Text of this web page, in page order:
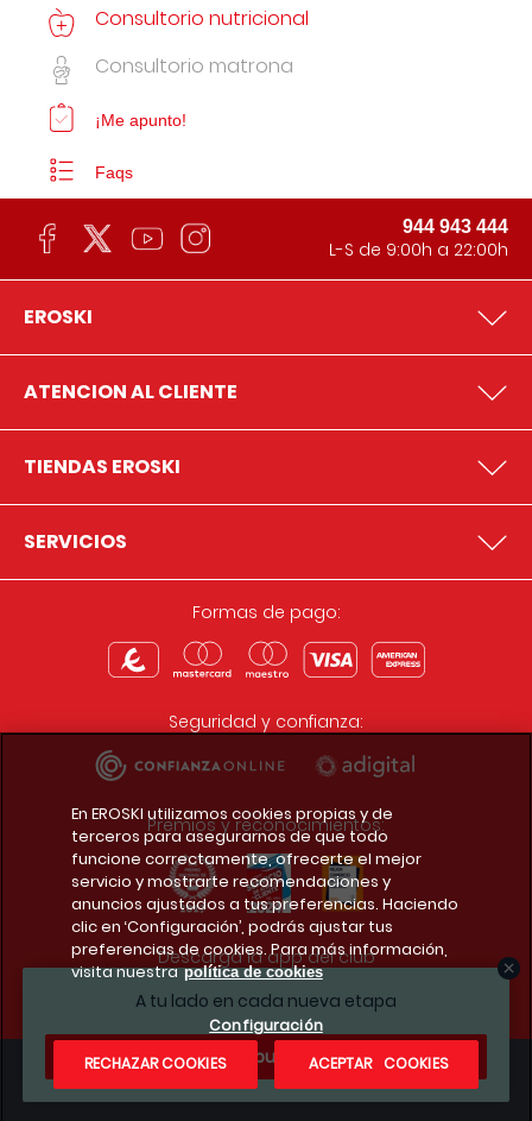
A tu lado en cada nueva etapa
¿Te apuntas?
Consultorio nutricional
Consultorio matrona
¡Me apunto!
Faqs
944 943 444
L-S de 9:00h a 22:00h
EROSKI
ATENCION AL CLIENTE
TIENDAS EROSKI
SERVICIOS
Formas de pago:
Seguridad y confianza:
Premios y reconocimientos:
Descarga la app del club
Condiciones legales
En EROSKI utilizamos cookies propias y de
terceros para asegurarnos de que todo
funcione correctamente, ofrecerte el mejor
servicio y mostrarte recomendaciones y
anuncios ajustados a tus preferencias. Haciendo
clic en ‘Configuración’, podrás ajustar tus
preferencias de cookies. Para más información,
visita nuestra política de cookies
Configuración
RECHAZAR COOKIES
ACEPTAR COOKIES